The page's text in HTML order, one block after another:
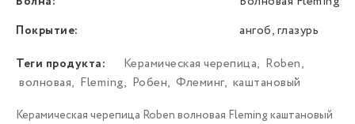
Покрытие:
ангоб, глазурь
Теги продукта:
Керамическая черепица, Roben,
волновая, Fleming, Робен, Флеминг, каштановый
Керамическая черепица Roben волновая Fleming каштановый